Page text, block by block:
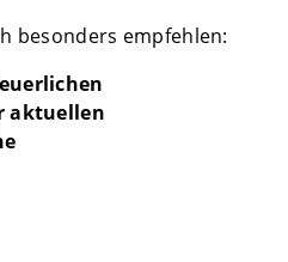
besonders empfehlen:
aktuellen